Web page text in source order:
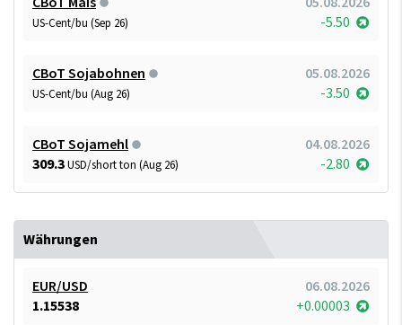
US-Cent/bu (Sep 26) -5.50
CBoT Sojabohnen 05.08.2026
US-Cent/bu (Aug 26) -3.50
CBoT Sojamehl
04.08.2026
309.3USD/short ton (Aug 26) -2.80
Währungen
EUR/USD
06.08.2026
1.15538
+0.00003